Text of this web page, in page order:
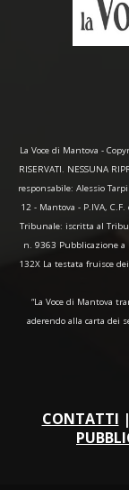
La Voce di Mantova -
RISERVATI. NESSUNA
responsabile: Alessio
12 - Mantova - P.IVA,
Tribunale: iscritta al
n. 9363 Pubblicazione a
132X La testata fruisce
“La Voce di Mantova
aderendo alla carta dei
CONTATTI |